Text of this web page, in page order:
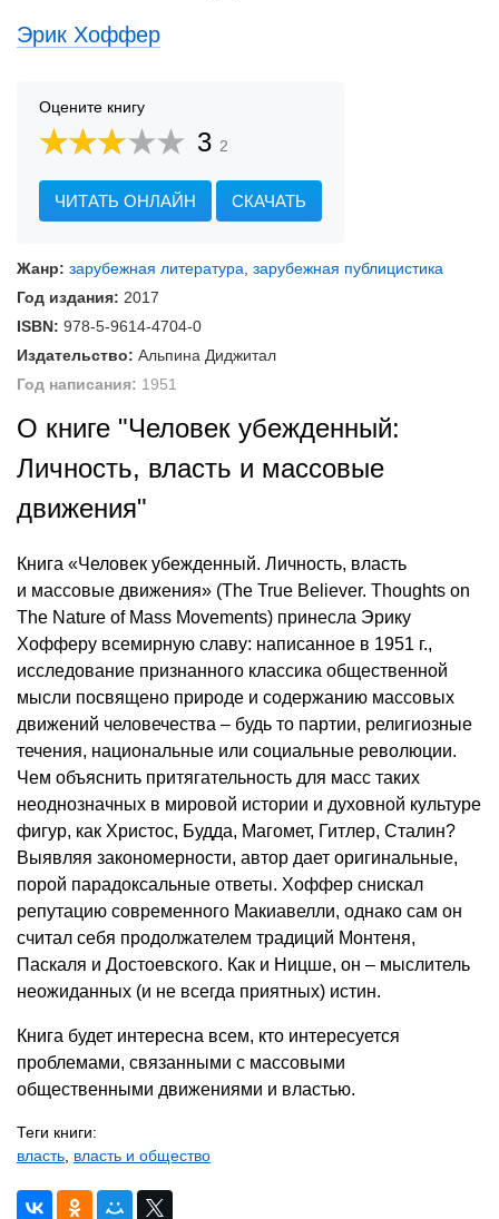
Эрик Хоффер
Оцените книгу
3 2
ЧИТАТЬ ОНЛАЙН СКАЧАТЬ
Жанр: зарубежная литература зарубежная публицистика
Год издания: 2017
ISBN: 978-5-9614-4704-0
Издательство: Альпина Диджитал
Год написания: 1951
О книге "Человек убежденный:
Личность, власть и массовые
движения"
Книга «Человек убежденный. Личность, власть
и массовые движения» (The True Believer. Thoughts on
The Nature of Mass Movements) принесла Эрику
Хофферу всемирную славу: написанное в 1951 г.,
исследование признанного классика общественной
мысли посвящено природе и содержанию массовых
движений человечества – будь то партии, религиозные
течения, национальные или социальные революции.
Чем объяснить притягательность для масс таких
неоднозначных в мировой истории и духовной культуре
фигур, как Христос, Будда, Магомет, Гитлер, Сталин?
Выявляя закономерности, автор дает оригинальные,
порой парадоксальные ответы. Хоффер снискал
репутацию современного Макиавелли, однако сам он
считал себя продолжателем традиций Монтеня,
Паскаля и Достоевского. Как и Ницше, он – мыслитель
неожиданных (и не всегда приятных) истин.
Книга будет интересна всем, кто интересуется
проблемами, связанными с массовыми
общественными движениями и властью.
Теги книги:
власть власть и общество